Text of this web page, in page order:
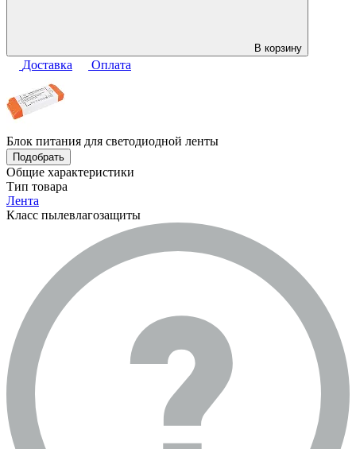
В корзину
Доставка Оплата
Блок питания для светодиодной ленты
Подобрать
Общие характеристики
Тип товара
Лента
Класс пылевлагозащиты